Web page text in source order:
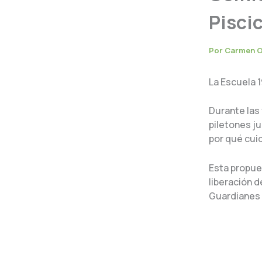
Por Carmen
La Escuela
Durante
piletones
por qué
Esta
liberación